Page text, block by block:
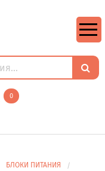
0
БЛОКИ ПИТАНИЯ